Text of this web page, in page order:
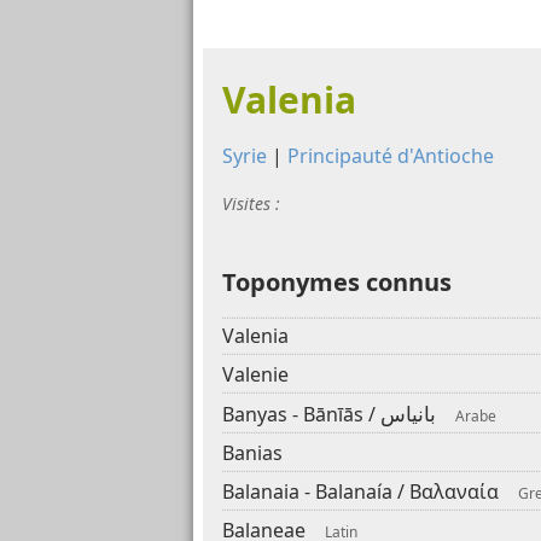
Valenia
Syrie | Principauté d'Antioche
Visites :
Toponymes connus
Valenia
Valenie
Banyas - Bānīās / بانياس Arabe
Banias
Balanaia - Balanaía / Βαλαναία
Balaneae Latin